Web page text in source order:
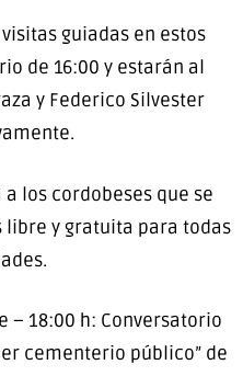
guiadas en estos
de 16:00 y estarán al
y Federico Silvester
los cordobeses que se
libre y gratuita para todas
– 18:00 h: Conversatorio
cementerio público” de